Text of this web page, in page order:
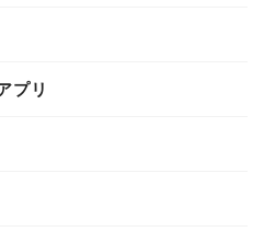
プリ